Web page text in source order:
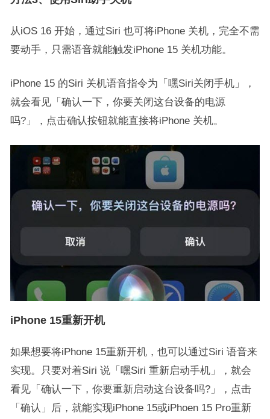
从iOS 16 开始，通过Siri 也可将iPhone 关机，完全不需
要动手，只需语音就能触发iPhone 15 关机功能。
iPhone 15 的Siri 关机语音指令为「嘿Siri关闭手机」，
就会看见「确认一下，你要关闭这台设备的电源
吗?」，点击确认按钮就能直接将iPhone 关机。
iPhone 15重新开机
如果想要将iPhone 15重新开机，也可以通过Siri 语音来
实现。只要对着Siri 说「嘿Siri 重新启动手机」，就会
看见「确认一下，你要重新启动这台设备吗?」，点击
「确认」后，就能实现iPhone 15或iPhoen 15 Pro重新